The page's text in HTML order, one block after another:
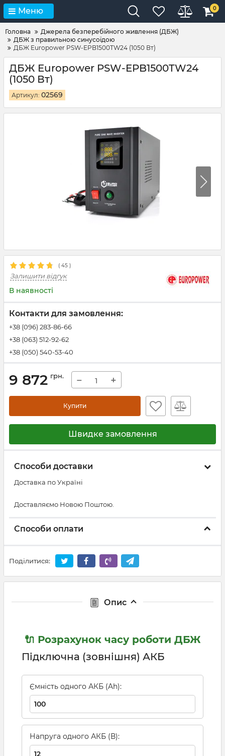
Меню 0
Головна
Джерела безперебійного живлення (ДБЖ)
ДБЖ з правильною синусоїдою
ДБЖ Europower PSW-EPB1500TW24 (1050 Вт)
ДБЖ Europower PSW-EPB1500TW24
(1050 Вт)
Артикул: 02569
( 45 )
Залишити відгук
В наявності
Контакти для замовлення:
+38 (096) 283-86-66
+38 (063) 512-92-62
+38 (050) 540-53-40
9 872 грн. − +
Купити
Швидке замовлення
Способи доставки
Доставка по Україні
Доставляємо Новою Поштою.
Способи оплати
Поділитися:
Опис
🔌 Розрахунок часу роботи ДБЖ
Підключна (зовнішня) АКБ
Ємність одного АКБ (Ah):
Напруга одного АКБ (В):